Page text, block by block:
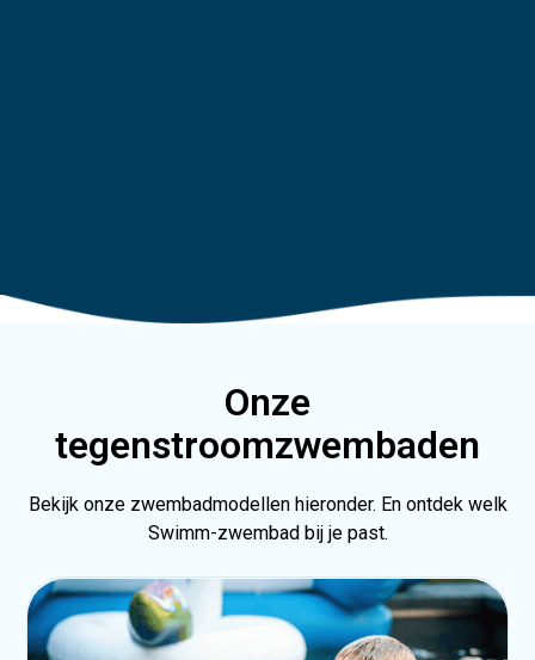
Onze
tegenstroomzwembaden
Bekijk onze zwembadmodellen hieronder. En ontdek welk
Swimm-zwembad bij je past.